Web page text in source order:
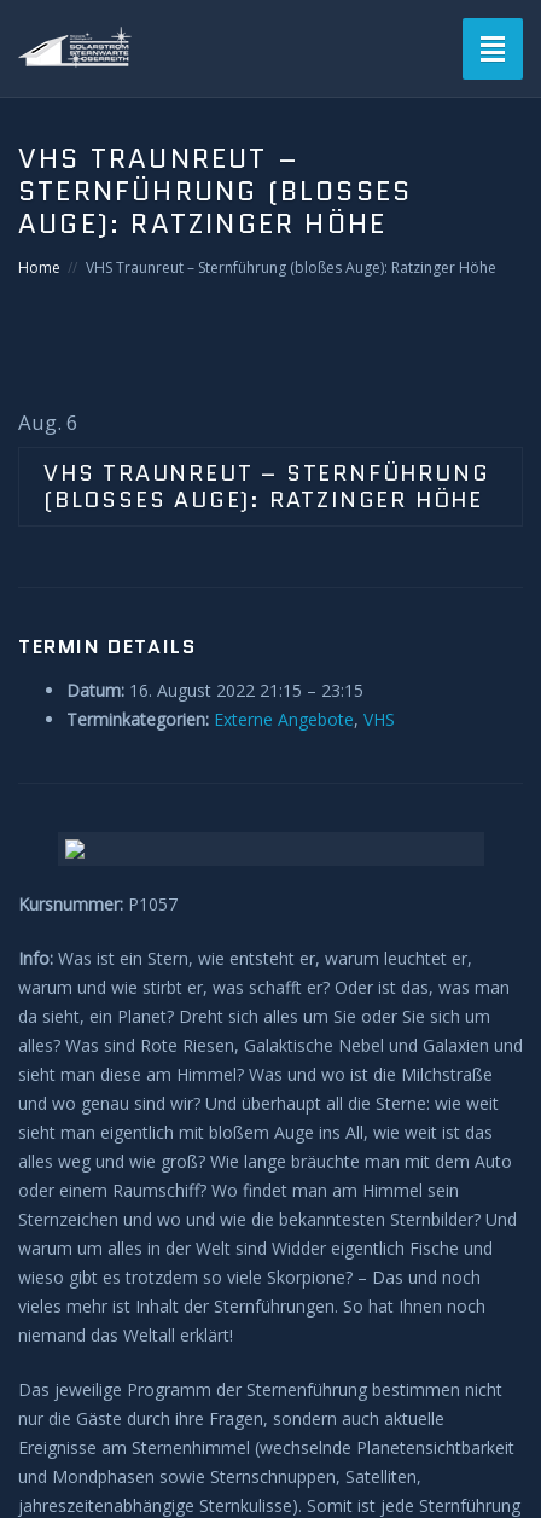
VHS TRAUNREUT –
STERNFÜHRUNG (BLOSSES A
UGE): RATZINGER HÖHE
Home VHS Traunreut – Sternführung (bloßes Auge): Ratzinger Höhe
Aug. 6
VHS TRAUNREUT – STERNFÜHRUNG
(BLOSSES AUGE): RATZINGER HÖHE
TERMIN DETAILS
Datum: 16. August 2022 21:15 – 23:15
Terminkategorien: Externe Angebote, VHS
Kursnummer: P1057
Info: Was ist ein Stern, wie entsteht er, warum leuchtet er,
warum und wie stirbt er, was schafft er? Oder ist das, was man
da sieht, ein Planet? Dreht sich alles um Sie oder Sie sich um
alles? Was sind Rote Riesen, Galaktische Nebel und Galaxien und
sieht man diese am Himmel? Was und wo ist die Milchstraße
und wo genau sind wir? Und überhaupt all die Sterne: wie weit
sieht man eigentlich mit bloßem Auge ins All, wie weit ist das
alles weg und wie groß? Wie lange bräuchte man mit dem Auto
oder einem Raumschiff? Wo findet man am Himmel sein
Sternzeichen und wo und wie die bekanntesten Sternbilder? Und
warum um alles in der Welt sind Widder eigentlich Fische und
wieso gibt es trotzdem so viele Skorpione? – Das und noch
vieles mehr ist Inhalt der Sternführungen. So hat Ihnen noch
niemand das Weltall erklärt!
Das jeweilige Programm der Sternenführung bestimmen nicht
nur die Gäste durch ihre Fragen, sondern auch aktuelle
Ereignisse am Sternenhimmel (wechselnde Planetensichtbarkeit
und Mondphasen sowie Sternschnuppen, Satelliten,
jahreszeitenabhängige Sternkulisse). Somit ist jede Sternführung